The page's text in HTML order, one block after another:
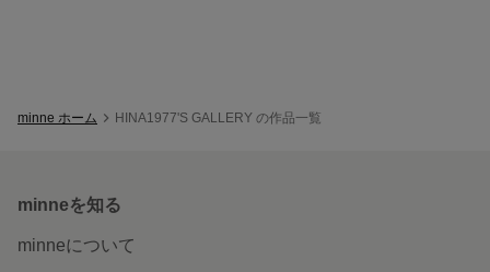
minne ホーム HINA1977'S GALLERY の作品一覧
minneを知る
minneについて